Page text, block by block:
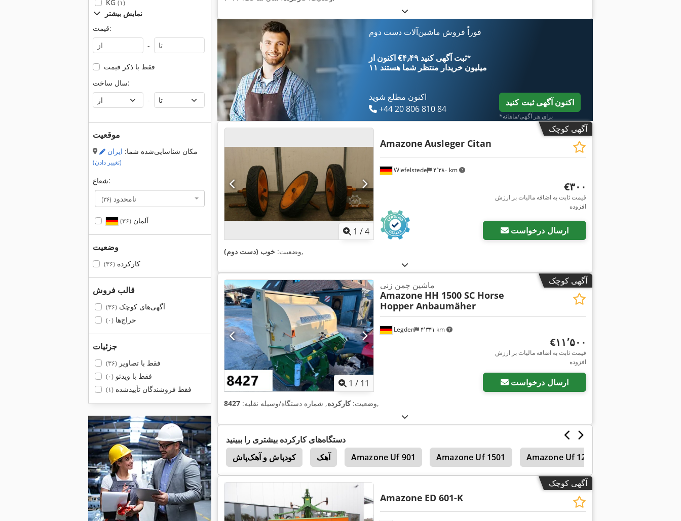
KG (۱)
نمایش بیشتر
قیمت:
-
فقط با ذکر قیمت
سال ساخت:
-
موقعیت
مکان شناسایی‌شده شما: ایران
(تغییر دادن)
شعاع:
نامحدود (۳۶)
آلمان(۳۶)
وضعیت
کارکرده(۳۶)
قالب فروش
آگهی‌های کوچک(۳۶)
حراج‌ها(۰)
جزئیات
فقط با تصاویر(۳۶)
فقط با ویدئو(۰)
فقط فروشندگان تأییدشده(۱)
فوراً فروش ماشین‌آلات دست دوم
اکنون از ‎€۴٫۴۹ ثبت آگهی کنید*
۱۱ میلیون خریدار منتظر شما هستند
اکنون مطلع شوید
+44 20 806 810 84
اکنون آگهی ثبت کنید
*برای هر آگهی/ماهانه
آگهی کوچک
1 /4
Wiefelstede ۴٬۲۸۰ km
Amazone Ausleger Citan
‎€۳۰۰
قیمت ثابت به اضافه مالیات بر ارزش
افزوده
ارسال درخواست
وضعیت: خوب (دست دوم) ,
آگهی کوچک
1 / 11
Legden ۴٬۳۴۱ km
ماشین چمن زنی
Amazone HH 1500 SC Horse
Hopper Anbaumäher
‎€۱۱٬۵۰۰
قیمت ثابت به اضافه مالیات بر ارزش
افزوده
ارسال درخواست
وضعیت:کارکرده, شماره دستگاه/وسیله نقلیه: 8427 ,
دستگاه‌های کارکرده بیشتری را ببینید
کودپاش و آهک‌پاش
آهک Amazone Uf 901 Amazone Uf 1501 Amazone Uf 1201
Amazone Uf 901 Amazone Uf 1501
آگهی کوچک
Amazone ED 601-K